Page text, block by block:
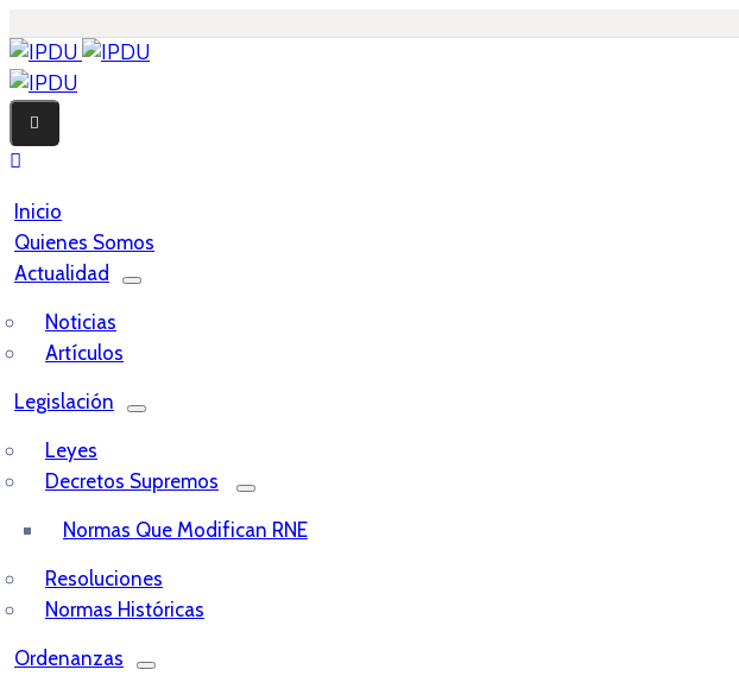
Inicio
Quienes Somos
Actualidad
Noticias
Artículos
Legislación
Leyes
Decretos Supremos
Normas Que Modifican RNE
Resoluciones
Normas Históricas
Ordenanzas